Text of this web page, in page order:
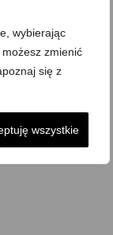
wybierając
możesz zmienić
się z
wszystkie